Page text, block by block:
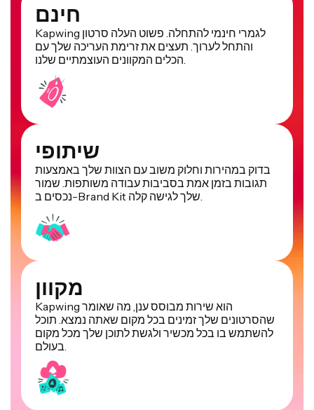
חינם
Kapwing לגמרי חינמי להתחלה. פשוט העלה סרטון
והתחל לערוך. תעצים את זרימת העריכה שלך עם
שיתופי
בדוק במהירות וחלוק משוב עם הצוות שלך באמצעות
תגובות בזמן אמת בסביבות עבודה משותפות. שמור
מקוון
Kapwing הוא שירות מבוסס ענן, מה שאומר
שהסרטונים שלך זמינים בכל מקום שאתה נמצא. תוכל
להשתמש בו בכל מכשיר ולגשת לתוכן שלך מכל מקום